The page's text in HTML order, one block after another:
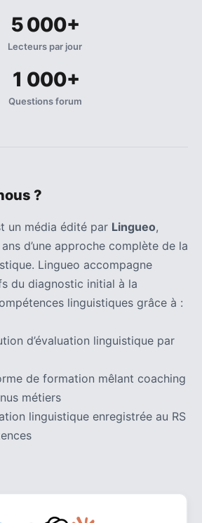
5 000+
Lecteurs par jour
1 000+
Questions forum
?
un média édité par Lingueo,
d’une approche complète de la
Lingueo accompagne
du diagnostic initial à la
linguistiques grâce à :
d’évaluation linguistique par
de formation mêlant coaching
métiers
linguistique enregistrée au RS